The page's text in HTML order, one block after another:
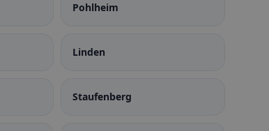
Pohlheim
Linden
Staufenberg